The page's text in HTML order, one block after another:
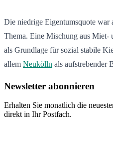
Die niedrige Eigentumsquote war
Thema. Eine Mischung aus Miet-
als Grundlage für sozial stabile
allem Neukölln als aufstrebender
Newsletter abonnieren
Erhalten Sie monatlich die
direkt in Ihr Postfach.